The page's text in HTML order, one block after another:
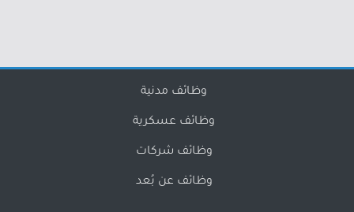
وظائف مدنية
وظائف عسكرية
وظائف شركات
وظائف عن بُعد